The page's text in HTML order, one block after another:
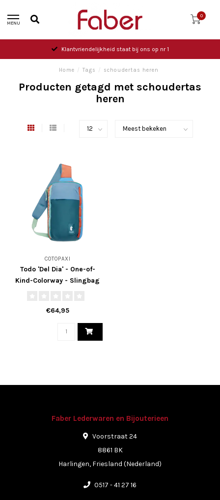
MENU
0
Klantvriendelijkheid staat bij ons op nr 1
Home / Tags / schoudertas heren
Producten getagd met schoudertas
heren
COTOPAXI
Todo 'Del Dia' - One-of-
Kind-Colorway - Slingbag
€64,95
Faber Lederwaren en Bijouterieen
Voorstraat 24
8861 BK
Harlingen, Friesland (Nederland)
0517 - 41 27 16